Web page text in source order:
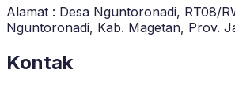
Alamat : Desa Nguntoronadi, RT08/
Nguntoronadi, Kab. Magetan, Prov.
Kontak